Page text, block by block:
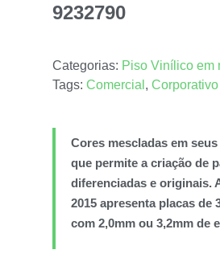
9232790
Categorias: Piso Vinílico em
Tags: Comercial , Corporativo
Cores mescladas em
que permite a criação de
diferenciadas e originais.
2015 apresenta placas de
com 2,0mm ou 3,2mm de